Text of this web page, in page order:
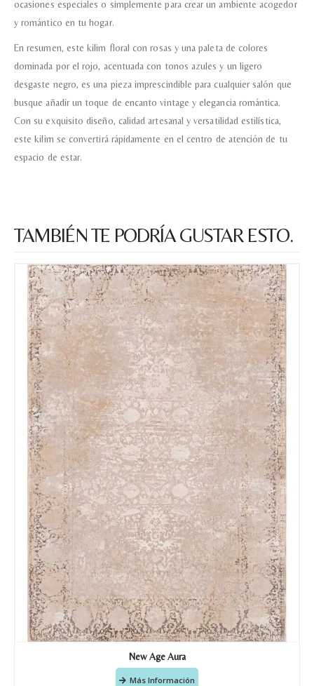
ocasiones especiales o simplemente para crear un ambiente acogedor
y romántico en tu hogar.
En resumen, este kilim floral con rosas y una paleta de colores
dominada por el rojo, acentuada con tonos azules y un ligero
desgaste negro, es una pieza imprescindible para cualquier salón que
busque añadir un toque de encanto vintage y elegancia romántica.
Con su exquisito diseño, calidad artesanal y versatilidad estilística,
este kilim se convertirá rápidamente en el centro de atención de tu
espacio de estar.
TAMBIÉN TE PODRÍA GUSTAR ESTO.
New Age Aura
Más Información